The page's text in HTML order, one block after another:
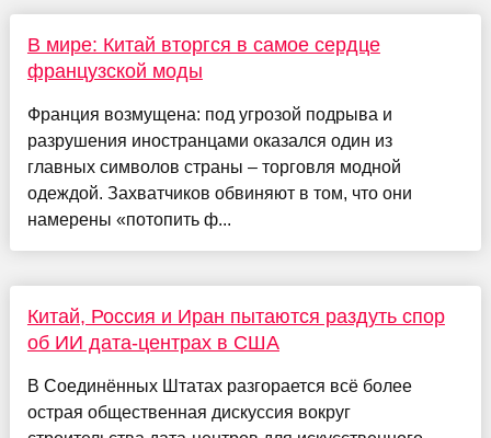
В мире: Китай вторгся в самое сердце
французской моды
Франция возмущена: под угрозой подрыва и
разрушения иностранцами оказался один из
главных символов страны – торговля модной
одеждой. Захватчиков обвиняют в том, что они
намерены «потопить ф...
Китай, Россия и Иран пытаются раздуть спор
об ИИ дата-центрах в США
В Соединённых Штатах разгорается всё более
острая общественная дискуссия вокруг